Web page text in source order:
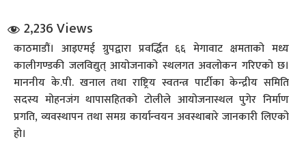
संवाद
2,236 Views
काठमाडौं। आइएमई ग्रुपद्वारा प्रवर्द्धित ६६ मेगावाट क्षमताको मध्य
कालीगण्डकी जलविद्युत् आयोजनाको स्थलगत अवलोकन गरिएको छ।
माननीय के.पी. खनाल तथा राष्ट्रिय स्वतन्त्र पार्टीका केन्द्रीय समिति
सदस्य मोहनजंग थापासहितको टोलीले आयोजनास्थल पुगेर निर्माण
प्रगति, व्यवस्थापन तथा समग्र कार्यान्वयन अवस्थाबारे जानकारी लिएको
हो।